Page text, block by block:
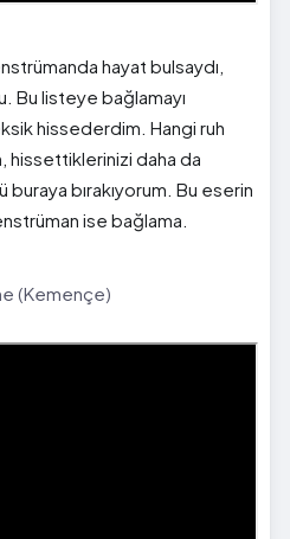
hayat bulsaydı,
Bu listeye bağlamayı
hissederdim. Hangi ruh
hissettiklerinizi daha da
bırakıyorum. Bu eserin
ise bağlama.
(Kemençe)